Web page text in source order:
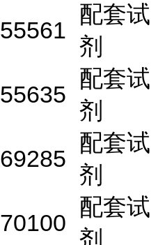
55561
配套试
剂
55635
配套试
剂
69285
配套试
剂
70100
配套试
剂